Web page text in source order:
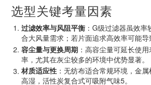
选型关键考量因素
过滤效率与风阻平衡 ：G级过滤器虽效
合大风量需求；若片面追求高效率可能导
容尘量与更换周期 ：高容尘量可延长使
率，尤其在灰尘较多的环境中优势显著。
材质适应性 ：无纺布适合常规环境，金
高湿，活性炭复合式可吸附气味5。